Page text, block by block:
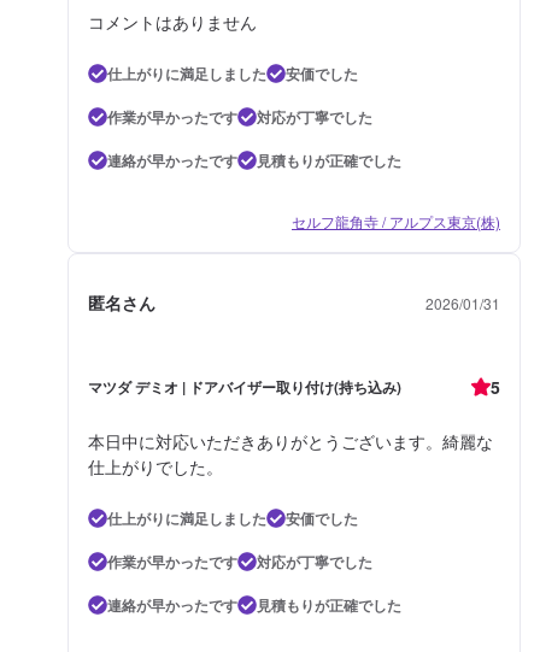
コメントはありません
仕上がりに満足しました
安価でした
作業が早かったです
対応が丁寧でした
連絡が早かったです
見積もりが正確でした
セルフ龍角寺 / アルプス東京(株)
匿名さん 2026/01/31
マツダ デミオ | ドアバイザー取り付け(持ち込み) 5
本日中に対応いただきありがとうございます。綺麗な
仕上がりでした。
仕上がりに満足しました
安価でした
作業が早かったです
対応が丁寧でした
連絡が早かったです
見積もりが正確でした